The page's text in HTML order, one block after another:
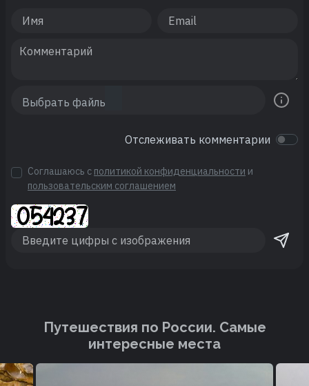
Отслеживать комментарии
Соглашаюсь с политикой конфиденциальности и
пользовательским соглашением
Путешествия по России. Cамые
интересные места